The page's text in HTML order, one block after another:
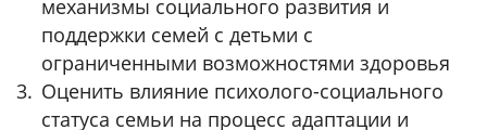
механизмы социального развития и
поддержки семей с детьми с
ограниченными возможностями здоровья
Оценить влияние психолого-социального
статуса семьи на процесс адаптации и